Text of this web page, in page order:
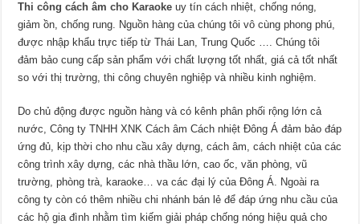
Thi công cách âm cho Karaoke uy tín cách nhiệt, chống nóng,
giảm ồn, chống rung. Nguồn hàng của chúng tôi vô cùng phong phú,
được nhập khẩu trực tiếp từ Thái Lan, Trung Quốc …. Chúng tôi
đảm bảo cung cấp sản phẩm với chất lượng tốt nhất, giá cả tốt nhất
so với thị trường, thi công chuyên nghiệp và nhiều kinh nghiệm.
Do chủ động được nguồn hàng và có kênh phân phối rộng lớn cả
nước, Công ty TNHH XNK Cách âm Cách nhiệt Đông Á đảm bảo đáp
ứng đủ, kịp thời cho nhu cầu xây dựng, cách âm, cách nhiệt của các
công trình xây dựng, các nhà thầu lớn, cao ốc, văn phòng, vũ
trường, phòng trà, karaoke… va các đại lý của Đông Á. Ngoài ra
công ty còn có thêm nhiều chi nhánh bán lẻ để đáp ứng nhu cầu của
các hộ gia đình nhằm tìm kiếm giải pháp chống nóng hiệu quả cho